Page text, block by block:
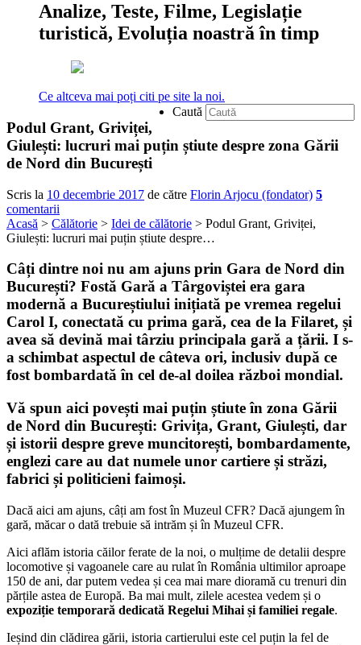
Analize, Teste, Filme, Legislație
turistică, Evoluția noastră în timp
Ce altceva mai poți citi pe site la noi.
Caută
Podul Grant, Griviței,
Giulești: lucruri mai puțin știute despre zona Gării
de Nord din București
Scris la 10 decembrie 2017 de către Florin Arjocu (fondator) 5
comentarii
Acasă > Călătorie > Idei de călătorie > Podul Grant, Griviței,
Giulești: lucruri mai puțin știute despre…
Câți dintre noi nu am ajuns prin Gara de Nord din
București? Fostă Gară a Târgoviștei era gara
modernă a Bucureștiului inițiată pe vremea regelui
Carol I, conectată cu prima gară, cea de la Filaret, și
avea să devină mai târziu principala gară a țării. I s-
a schimbat aspectul de câteva ori, inclusiv după ce
fost bombardată în cel de-al doilea război mondial.
Vă spun aici povești mai puțin știute în zona Gării
de Nord din București: Grivița, Grant, Giulești, dar
și istorii despre greve muncitorești, bombardamente,
englezi care au dat numele unor cartiere și străzi,
fabrici și politicieni faimoși.
Dacă aici am ajuns, câți am fost în Muzeul CFR? Dacă ajungem în
gară, măcar o dată trebuie să intrăm și în Muzeul CFR.
Aici aflăm istoria căilor ferate de la noi, o mulțime de detalii despre
locomotive și vagoanele care au rulat în România ultimilor aproape
150 de ani, dar putem vedea și cea mai mare dioramă cu trenuri din
părțile astea de Europă. Ba mai mult, zilele acestea vedem și o
expoziție temporară dedicată Regelui Mihai și familiei regale.
Ieșind din clădirea gării, istoria cartierului este cel puțin la fel de